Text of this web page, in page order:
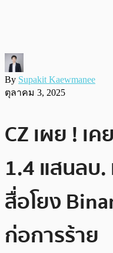
By Supakit Kaewmanee
ตุลาคม 3, 2025
CZ เผย ! เ
1.4 แสนลบ.
สื่อโยง
ก่อการร้าย